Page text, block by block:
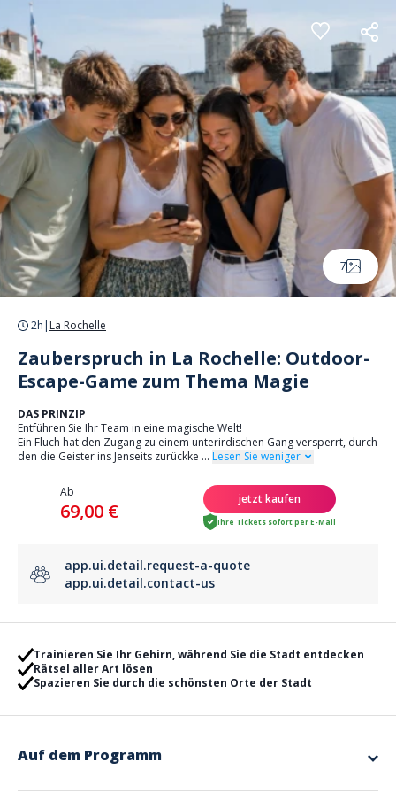
Cookie-Einstellungen
7
2h | La Rochelle
Zauberspruch in La Rochelle: Outdoor-
Escape-Game zum Thema Magie
DAS PRINZIP
Entführen Sie Ihr Team in eine magische Welt!
Ein Fluch hat den Zugang zu einem unterirdischen Gang versperrt, durch
den die Geister ins Jenseits zurückke ... Lesen Sie weniger
Ab
69,00 €
jetzt kaufen
Ihre Tickets sofort per E-Mail
app.ui.detail.request-a-quote
app.ui.detail.contact-us
Trainieren Sie Ihr Gehirn, während Sie die Stadt entdecken
Rätsel aller Art lösen
Spazieren Sie durch die schönsten Orte der Stadt
Auf dem Programm